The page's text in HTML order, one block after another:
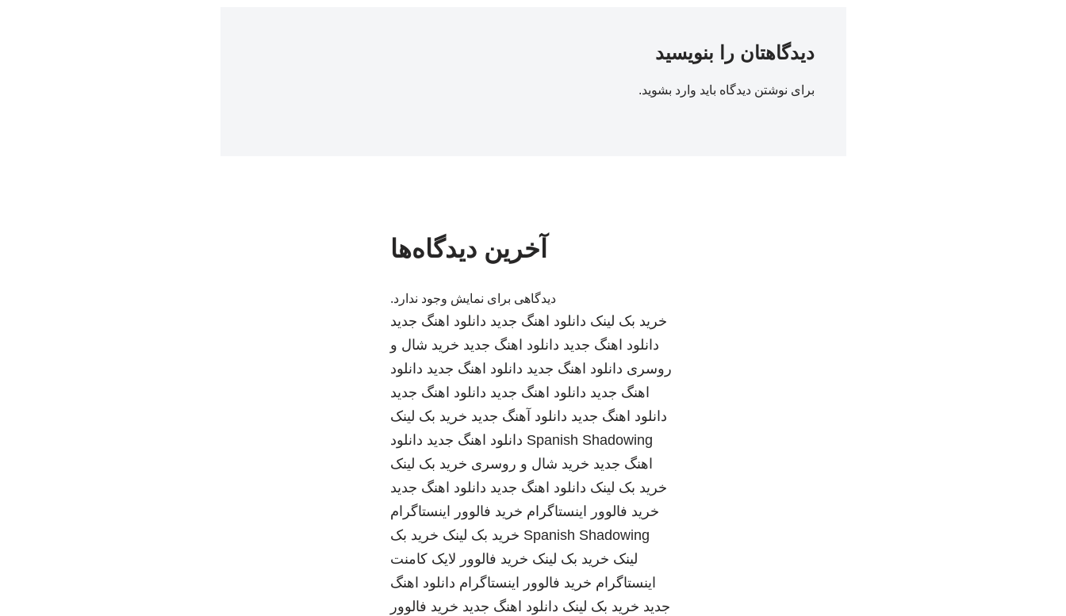
دیدگاهتان را بنویسید
برای نوشتن دیدگاه باید وارد بشوید.
آخرین دیدگاه‌ها
دیدگاهی برای نمایش وجود ندارد.
خرید بک لینک دانلود اهنگ جدید دانلود اهنگ جدید
دانلود اهنگ جدید دانلود اهنگ جدید خرید شال و
روسری دانلود اهنگ جدید دانلود اهنگ جدید دانلود
اهنگ جدید دانلود اهنگ جدید دانلود اهنگ جدید
دانلود اهنگ جدید دانلود آهنگ جدید خرید بک لینک
Spanish Shadowing دانلود اهنگ جدید دانلود
اهنگ جدید خرید شال و روسری خرید بک لینک
خرید بک لینک دانلود اهنگ جدید دانلود اهنگ جدید
خرید فالوور اینستاگرام خرید فالوور اینستاگرام
Spanish Shadowing خرید بک لینک خرید بک
لینک خرید بک لینک خرید فالوور لایک کامنت
اینستاگرام خرید فالوور اینستاگرام دانلود اهنگ
جدید خرید بک لینک دانلود اهنگ جدید خرید فالوور